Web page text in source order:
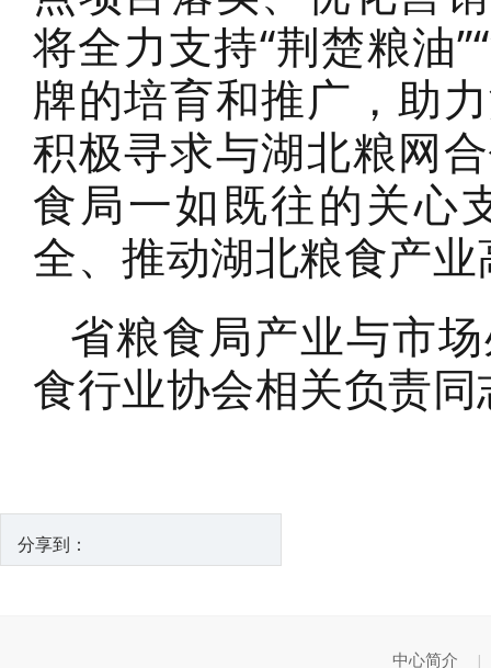
将全力支持“荆楚粮油
牌的培育和推广，助
积极寻求与湖北粮网
食局一如既往的关心
全、推动湖北粮食产
省粮食局产业与市
食行业协会相关负责
分享到：
中心简介